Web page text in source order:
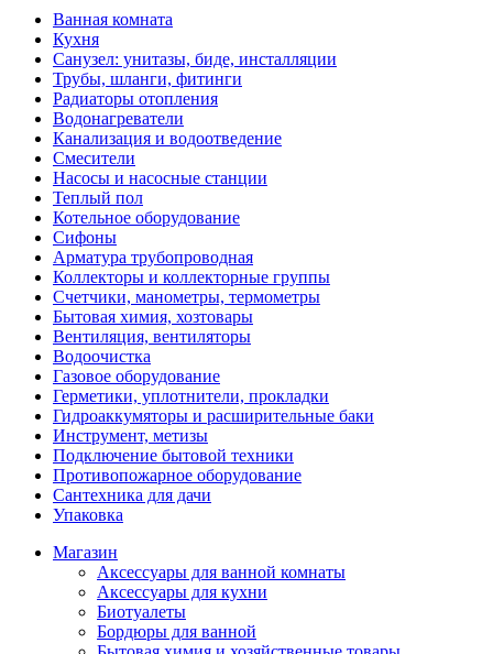
Ванная комната
Кухня
Санузел: унитазы, биде, инсталляции
Трубы, шланги, фитинги
Радиаторы отопления
Водонагреватели
Канализация и водоотведение
Смесители
Насосы и насосные станции
Теплый пол
Котельное оборудование
Сифоны
Арматура трубопроводная
Коллекторы и коллекторные группы
Счетчики, манометры, термометры
Бытовая химия, хозтовары
Вентиляция, вентиляторы
Водоочистка
Газовое оборудование
Герметики, уплотнители, прокладки
Гидроаккумяторы и расширительные баки
Инструмент, метизы
Подключение бытовой техники
Противопожарное оборудование
Сантехника для дачи
Упаковка
Магазин
Аксессуары для ванной комнаты
Аксессуары для кухни
Биотуалеты
Бордюры для ванной